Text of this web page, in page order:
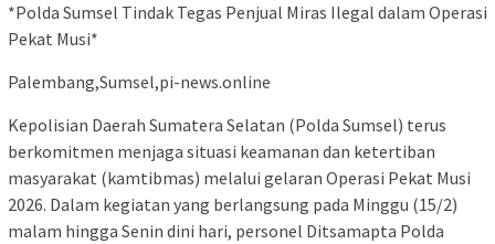
*Polda Sumsel Tindak Tegas Penjual Miras Ilegal dalam Operasi
Pekat Musi*
Palembang,Sumsel,pi-news.online
Kepolisian Daerah Sumatera Selatan (Polda Sumsel) terus
berkomitmen menjaga situasi keamanan dan ketertiban
masyarakat (kamtibmas) melalui gelaran Operasi Pekat Musi
2026. Dalam kegiatan yang berlangsung pada Minggu (15/2)
malam hingga Senin dini hari, personel Ditsamapta Polda